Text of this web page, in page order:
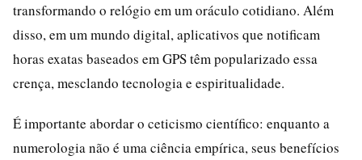
transformando o relógio em um oráculo cotidiano. Além
disso, em um mundo digital, aplicativos que notificam
horas exatas baseados em GPS têm popularizado essa
crença, mesclando tecnologia e espiritualidade.
É importante abordar o ceticismo científico: enquanto a
numerologia não é uma ciência empírica, seus benefícios